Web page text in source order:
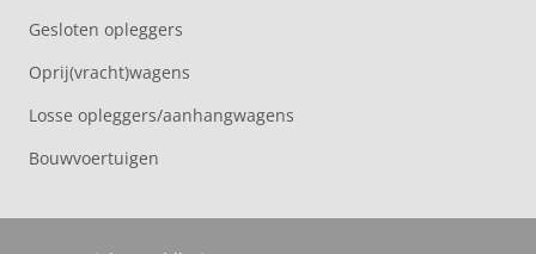
Gesloten opleggers
Oprij(vracht)wagens
Losse opleggers/aanhangwagens
Bouwvoertuigen